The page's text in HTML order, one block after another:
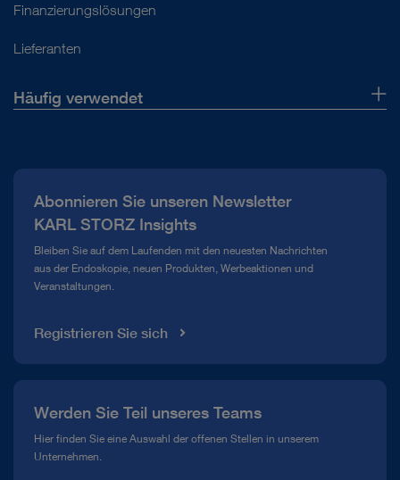
Finanzierungslösungen
Lieferanten
Häufig verwendet
Compliance Hotline
Mediathek
Abonnieren Sie unseren Newsletter
KARL STORZ Insights
Bleiben Sie auf dem Laufenden mit den neuesten Nachrichten
aus der Endoskopie, neuen Produkten, Werbeaktionen und
Veranstaltungen.
Registrieren Sie sich
Werden Sie Teil unseres Teams
Hier finden Sie eine Auswahl der offenen Stellen in unserem
Unternehmen.